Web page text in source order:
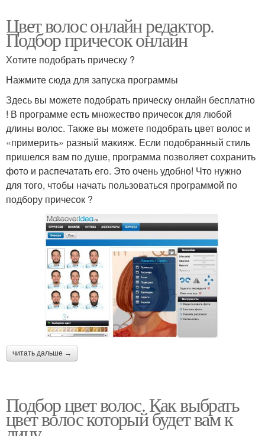
Цвет волос онлайн редактор.
Подбор причесок онлайн
Хотите подобрать прическу ?
Нажмите сюда для запуска программы
Здесь вы можете подобрать прическу онлайн бесплатно
! В программе есть множество причесок для любой
длины волос. Также вы можете подобрать цвет волос и
«примерить» разный макияж. Если подобранный стиль
пришелся вам по душе, программа позволяет сохранить
фото и распечатать его. Это очень удобно! Что нужно
для того, чтобы начать пользоваться программой по
подбору причесок ?
читать дальше →
Подбор цвет волос. Как выбрать
цвет волос который будет вам к